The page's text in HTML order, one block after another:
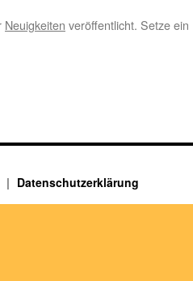
Neuigkeiten veröffentlicht. Setze
Datenschutzerklärung